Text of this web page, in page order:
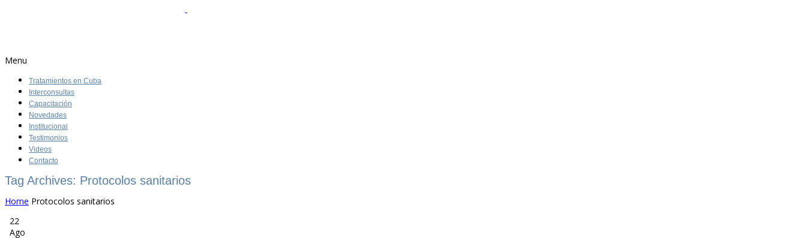
Menu
Tratamientos en Cuba
Interconsultas
Capacitación
Novedades
Institucional
Testimonios
Videos
Contacto
Tag Archives: Protocolos sanitarios
Home Protocolos sanitarios
22
Ago